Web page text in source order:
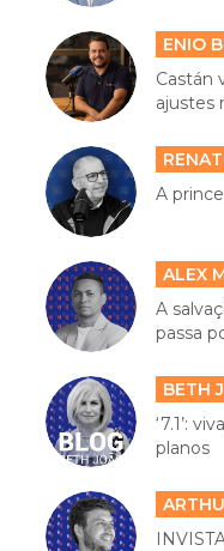
ENIO
Castán
ajustes
A
ALEX
A
passa
BETH
‘7.1’:
planos